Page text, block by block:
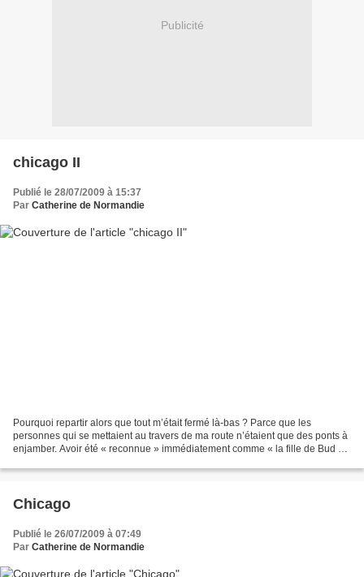
Publicité
chicago II
Publié le 28/07/2009 à 15:37
Par Catherine de Normandie
Pourquoi repartir alors que tout m’était fermé là-bas ? Parce que les
personnes qui se mettaient au travers de ma route n’étaient que des ponts à
enjamber. Avoir été « reconnue » immédiatement comme « la fille de Bud »
Chicago
Publié le 26/07/2009 à 07:49
Par Catherine de Normandie